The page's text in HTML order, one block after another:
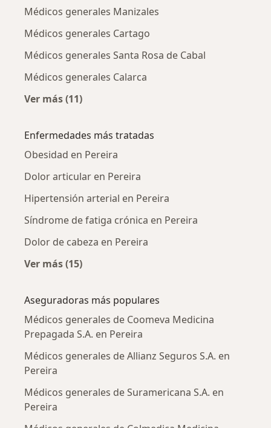
Médicos generales Manizales
Médicos generales Cartago
Médicos generales Santa Rosa de Cabal
Médicos generales Calarca
Ver más (11)
Enfermedades más tratadas
Obesidad en Pereira
Dolor articular en Pereira
Hipertensión arterial en Pereira
Síndrome de fatiga crónica en Pereira
Dolor de cabeza en Pereira
Ver más (15)
Aseguradoras más populares
Médicos generales de Coomeva Medicina
Prepagada S.A. en Pereira
Médicos generales de Allianz Seguros S.A. en
Pereira
Médicos generales de Suramericana S.A. en
Pereira